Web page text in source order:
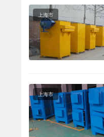
上海市
上海市